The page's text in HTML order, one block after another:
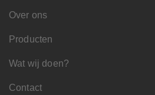
Over ons
Producten
Wat wij doen?
Contact